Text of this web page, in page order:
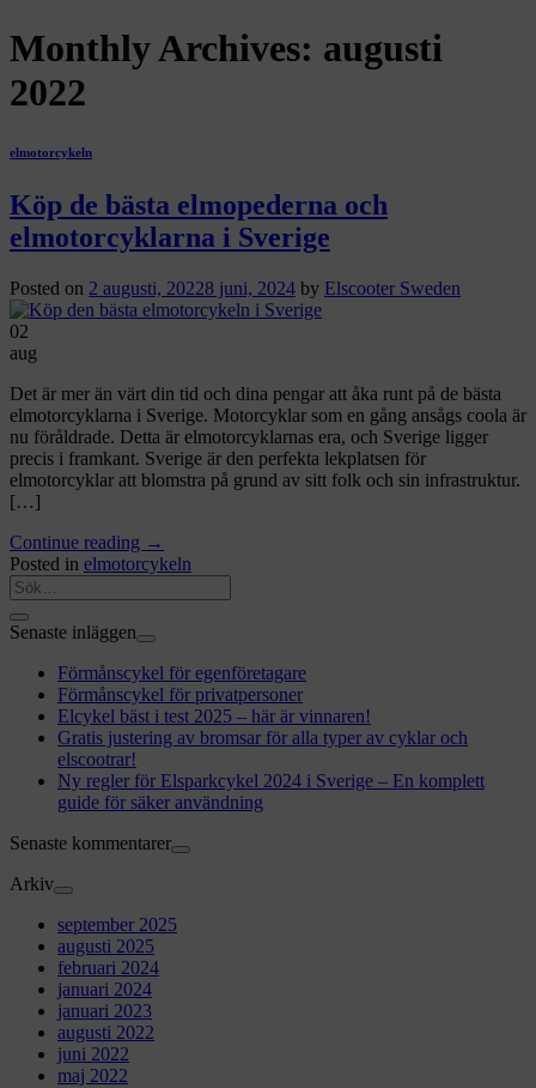
Monthly Archives: augusti
2022
elmotorcykeln
Köp de bästa elmopederna och
elmotorcyklarna i Sverige
Posted on 2 augusti, 20228 juni, 2024 by Elscooter Sweden
02
aug
Det är mer än värt din tid och dina pengar att åka runt på de bästa
elmotorcyklarna i Sverige. Motorcyklar som en gång ansågs coola är
nu föråldrade. Detta är elmotorcyklarnas era, och Sverige ligger
precis i framkant. Sverige är den perfekta lekplatsen för
elmotorcyklar att blomstra på grund av sitt folk och sin infrastruktur.
[…]
Continue reading →
Posted in elmotorcykeln
Senaste inläggen
Förmånscykel för egenföretagare
Förmånscykel för privatpersoner
Elcykel bäst i test 2025 – här är vinnaren!
Gratis justering av bromsar för alla typer av cyklar och
elscootrar!
Ny regler för Elsparkcykel 2024 i Sverige – En komplett
guide för säker användning
Senaste kommentarer
Arkiv
september 2025
augusti 2025
februari 2024
januari 2024
januari 2023
augusti 2022
juni 2022
maj 2022